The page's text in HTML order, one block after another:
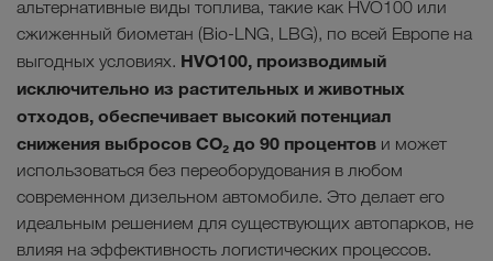
альтернативные виды топлива, такие как HVO100 или
сжиженный биометан (Bio-LNG, LBG), по всей Европе на
выгодных условиях. HVO100, производимый
исключительно из растительных и животных
отходов, обеспечивает высокий потенциал
снижения выбросов CO₂ до 90 процентов и может
использоваться без переоборудования в любом
современном дизельном автомобиле. Это делает его
идеальным решением для существующих автопарков, не
влияя на эффективность логистических процессов.